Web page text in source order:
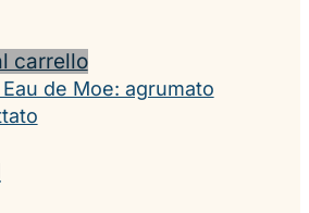
carrello